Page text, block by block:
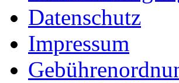
Datenschutz
Impressum